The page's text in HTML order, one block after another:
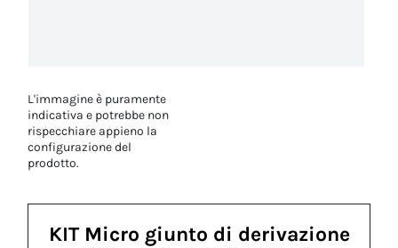
L'immagine è puramente
indicativa e potrebbe non
rispecchiare appieno la
configurazione del
prodotto.
KIT Micro giunto di derivazione